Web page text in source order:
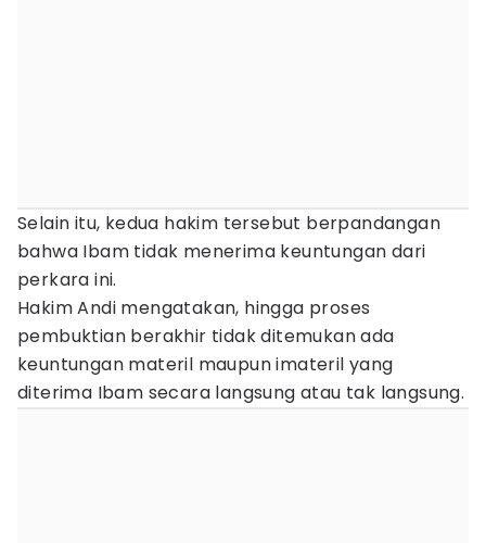
Selain itu, kedua hakim tersebut berpandangan
bahwa Ibam tidak menerima keuntungan dari
perkara ini.
Hakim Andi mengatakan, hingga proses
pembuktian berakhir tidak ditemukan ada
keuntungan materil maupun imateril yang
diterima Ibam secara langsung atau tak langsung.